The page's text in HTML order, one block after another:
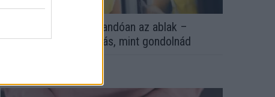
Ezért párásodik be állandóan az ablak –
egyszerűbb a megoldás, mint gondolnád